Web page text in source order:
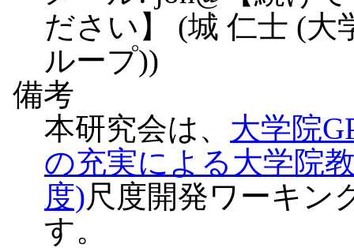
ださい】
(城 仁士 (大
ループ))
備考
本研究会は、 大学院
の充実による大学院
度)尺度開発ワーキン
す。